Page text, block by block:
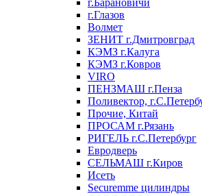
г.Барановичи
г.Глазов
Волмет
ЗЕНИТ г.Дмитровград
КЭМЗ г.Калуга
КЭМЗ г.Ковров
VIRO
ПЕНЗМАШ г.Пенза
Поливектор,
Прочие, Китай
ПРОСАМ г.Рязань
РИГЕЛЬ г.С.Петербург
Евродверь
СЕЛЬМАШ г.Киров
Исеть
Securemme цилиндры